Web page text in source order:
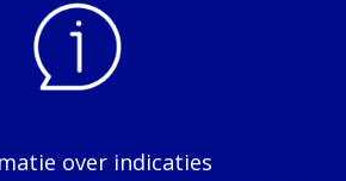
over indicaties